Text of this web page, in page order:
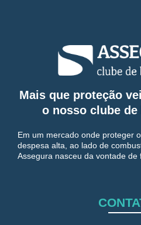
Mais que proteção
o nosso clube
Em um mercado onde proteger
despesa alta, ao lado de
Assegura nasceu da vontade de